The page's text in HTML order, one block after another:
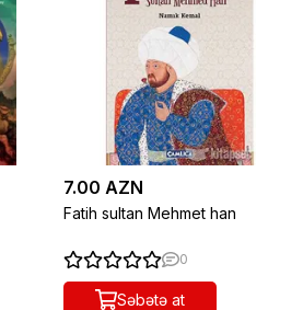
7.00 AZN
Fatih sultan Mehmet han
0
Səbətə at